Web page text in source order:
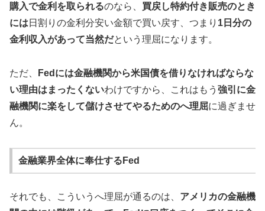
購入で金利を取られるのなら、 買戻し特約付き販売のとき
には 日割りの金利分安い金額で買い戻す、つまり 1日分の
金利収入があって当然だという理屈になります。
ただ、
Fedには金融機関から米国債を借りなければならな
い理由はまったくないわけですから、これはもう 強引に金
融機関に楽をして儲けさせてやるためのへ理屈に過ぎませ
ん。
金融業界全体に奉仕するFed
それでも、こういうへ理屈が通るのは、 アメリカの金融機